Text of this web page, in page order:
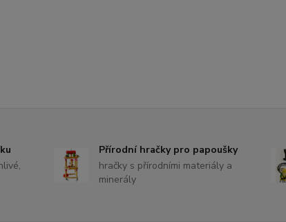
Přírodní hračky pro papoušky
hračky s přírodními materiály a
minerály